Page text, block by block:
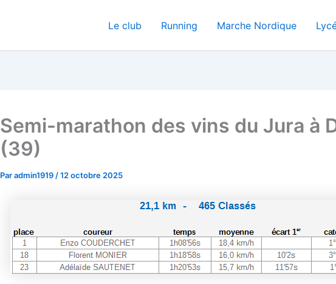
Le club Running Marche Nordique
Semi-marathon des vins du Jura à
(39)
Paradmin1919 /12 octobre 2025